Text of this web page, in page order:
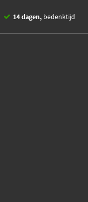
14 dagen, bedenktijd